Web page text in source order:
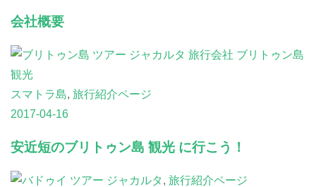
会社概要
スマトラ島, 旅行紹介ページ
2017-04-16
安近短のブリトゥン島 観光 に行こう！
ジャカルタ, 旅行紹介ページ